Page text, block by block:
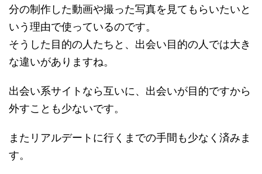
分の制作した動画や撮った写真を見てもらいたいと
いう理由で使っているのです。
そうした目的の人たちと、出会い目的の人では大き
な違いがありますね。
出会い系サイトなら互いに、出会いが目的ですから
外すことも少ないです。
またリアルデートに行くまでの手間も少なく済みま
す。